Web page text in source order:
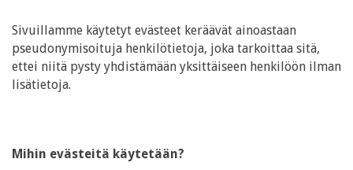
Sivuillamme käytetyt evästeet keräävät ainoastaan
pseudonymisoituja henkilötietoja, joka tarkoittaa sitä,
ettei niitä pysty yhdistämään yksittäiseen henkilöön ilman
lisätietoja.
Mihin evästeitä käytetään?